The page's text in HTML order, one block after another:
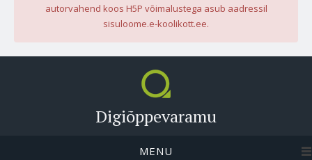
autorvahend koos H5P võimalustega asub aadressil
sisuloome.e-koolikott.ee.
Digiõppevaramu
MENU